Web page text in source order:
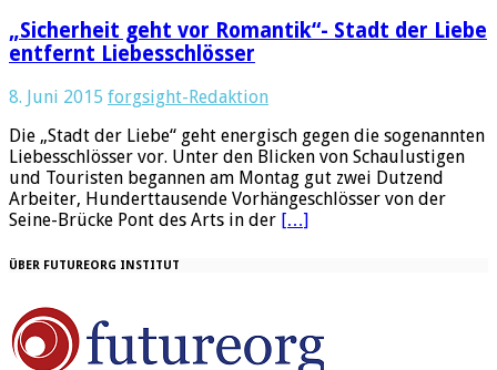
„Sicherheit geht vor Romantik“- Stadt der Liebe
entfernt Liebesschlösser
8. Juni 2015 forgsight-Redaktion
Die „Stadt der Liebe“ geht energisch gegen die sogenannten
Liebesschlösser vor. Unter den Blicken von Schaulustigen
und Touristen begannen am Montag gut zwei Dutzend
Arbeiter, Hunderttausende Vorhängeschlösser von der
Seine-Brücke Pont des Arts in der […]
ÜBER FUTUREORG INSTITUT